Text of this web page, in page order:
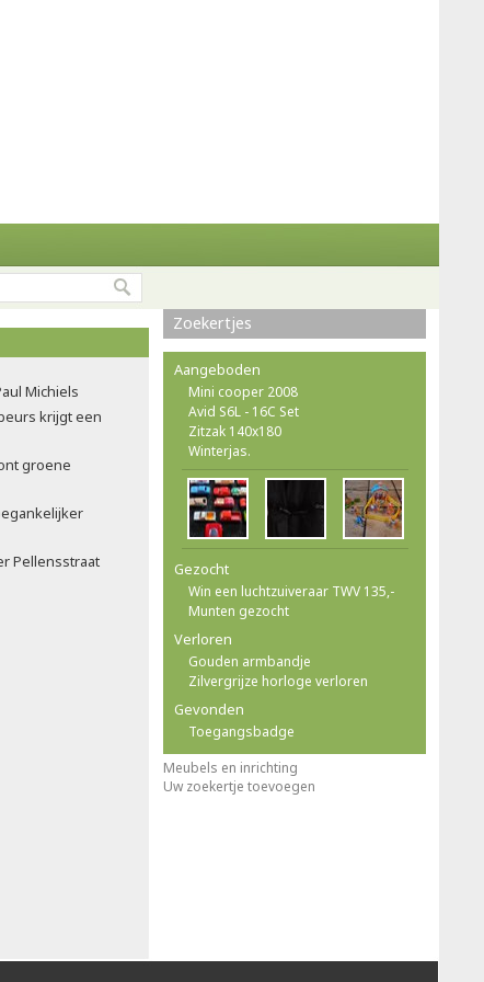
Michiels
krijgt een
groene
Pellensstraat
Zoekertjes
Aangeboden
Mini cooper 2008
Avid S6L - 16C Set
Zitzak 140x180
Winterjas.
Gezocht
Win een luchtzuiveraar TWV 135,-
Munten gezocht
Verloren
Gouden armbandje
Zilvergrijze horloge verloren
Gevonden
Toegangsbadge
Meubels en inrichting
Uw zoekertje toevoegen